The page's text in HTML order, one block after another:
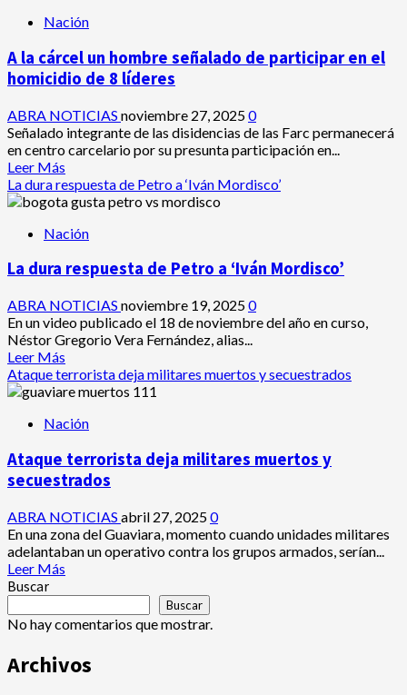
Estos
los
militares
murieron
en
una
contra
las
disidencias
Nación
A la cárcel un hombre señalado de participar en el
homicidio de 8 líderes
ABRA NOTICIAS noviembre 27, 20250
Señalado integrante de las disidencias de las Farc permanecerá
en centro carcelario por su presunta participación en...
Leer Más
más
acerca
A
cárcel
hombre
señalado
de
en
el
de
líderes
La dura respuesta de Petro a ‘Iván Mordisco’
Nación
La dura respuesta de Petro a ‘Iván Mordisco’
ABRA NOTICIAS noviembre 19, 20250
En un video publicado el 18 de noviembre del año en curso,
Néstor Gregorio Vera Fernández, alias...
Leer Más
más
acerca
La
respuesta
de
a
‘Iván
Mordisco’
Ataque terrorista deja militares muertos y secuestrados
Nación
Ataque terrorista deja militares muertos y
secuestrados
ABRA NOTICIAS abril 27, 20250
En una zona del Guaviara, momento cuando unidades militares
adelantaban un operativo contra los grupos armados, serían...
Leer Más
acerca
de
deja
Buscar
Buscar
No hay comentarios que mostrar.
Archivos